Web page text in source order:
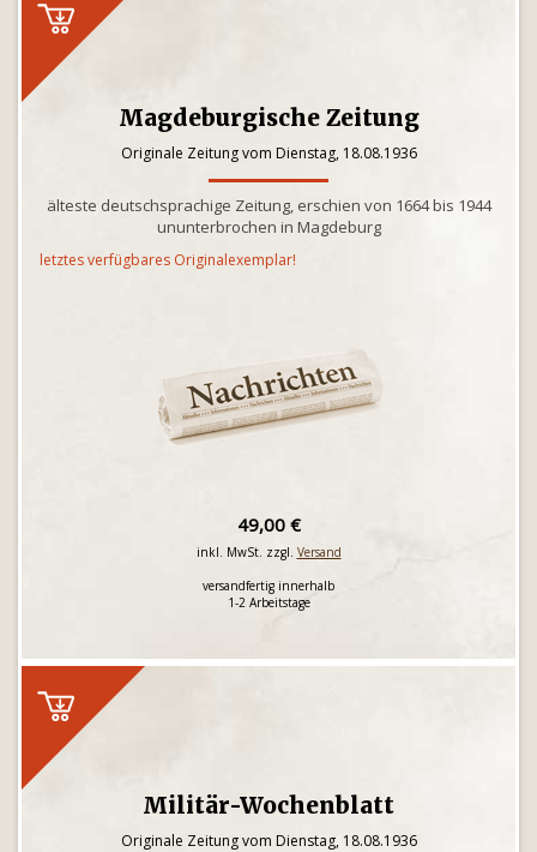
Magdeburgische Zeitung
Originale Zeitung vom Dienstag, 18.08.1936
älteste deutschsprachige Zeitung, erschien von 1664 bis 1944
ununterbrochen in Magdeburg
letztes verfügbares Originalexemplar!
49,00 €
inkl. MwSt. zzgl. Versand
versandfertig innerhalb
1-2 Arbeitstage
Militär-Wochenblatt
Originale Zeitung vom Dienstag, 18.08.1936